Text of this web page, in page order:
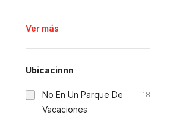
Ver más
Ubicacinnn
No En Un Parque De
Vacaciones
18